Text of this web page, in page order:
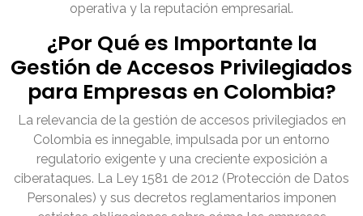
operativa y la reputación empresarial.
¿Por Qué es Importante la
Gestión de Accesos Privilegiados
para Empresas en Colombia?
La relevancia de la gestión de accesos privilegiados en
Colombia es innegable, impulsada por un entorno
regulatorio exigente y una creciente exposición a
ciberataques. La Ley 1581 de 2012 (Protección de Datos
Personales) y sus decretos reglamentarios imponen